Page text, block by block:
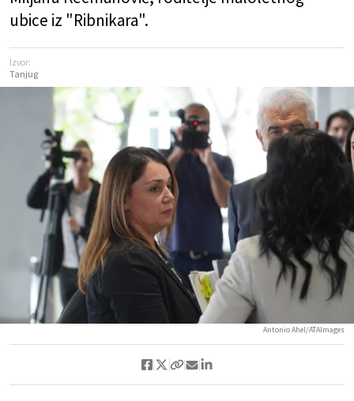
ubice iz "Ribnikara".
Izvor:
Tanjug
Antonio Ahel/ATAImages